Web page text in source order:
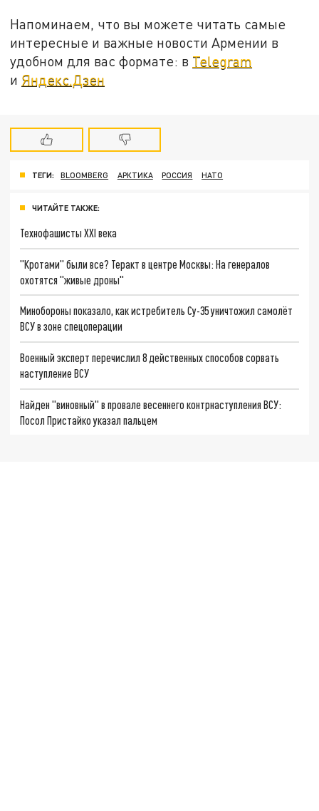
Напоминаем, что вы можете читать самые
интересные и важные новости Армении в
удобном для вас формате: в Telegram
и Яндекс.Дзен
ТЕГИ: BLOOMBERG АРКТИКА РОССИЯ НАТО
ЧИТАЙТЕ ТАКЖЕ:
Технофашисты XXI века
"Кротами" были все? Теракт в центре Москвы: На генералов
охотятся "живые дроны"
Минобороны показало, как истребитель Су-35 уничтожил самолёт
ВСУ в зоне спецоперации
Военный эксперт перечислил 8 действенных способов сорвать
наступление ВСУ
Найден "виновный" в провале весеннего контрнаступления ВСУ:
Посол Пристайко указал пальцем